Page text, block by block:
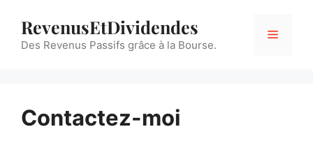
contenu
RevenusEtDividendes
Des Revenus Passifs grâce à la Bourse.
Contactez-moi